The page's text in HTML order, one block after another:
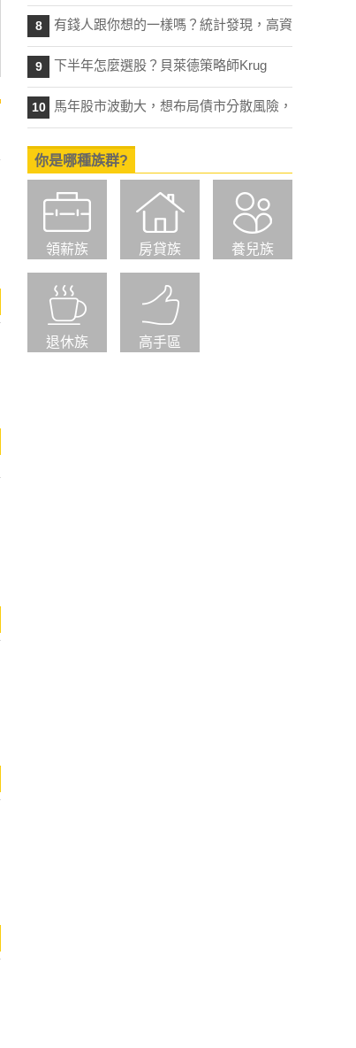
8 有錢人跟你想的一樣嗎？統計發現，高資
9 下半年怎麼選股？貝萊德策略師Krug
10 馬年股市波動大，想布局債市分散風險，
你是哪種族群?
領薪族 房貸族 養兒族
退休族 高手區